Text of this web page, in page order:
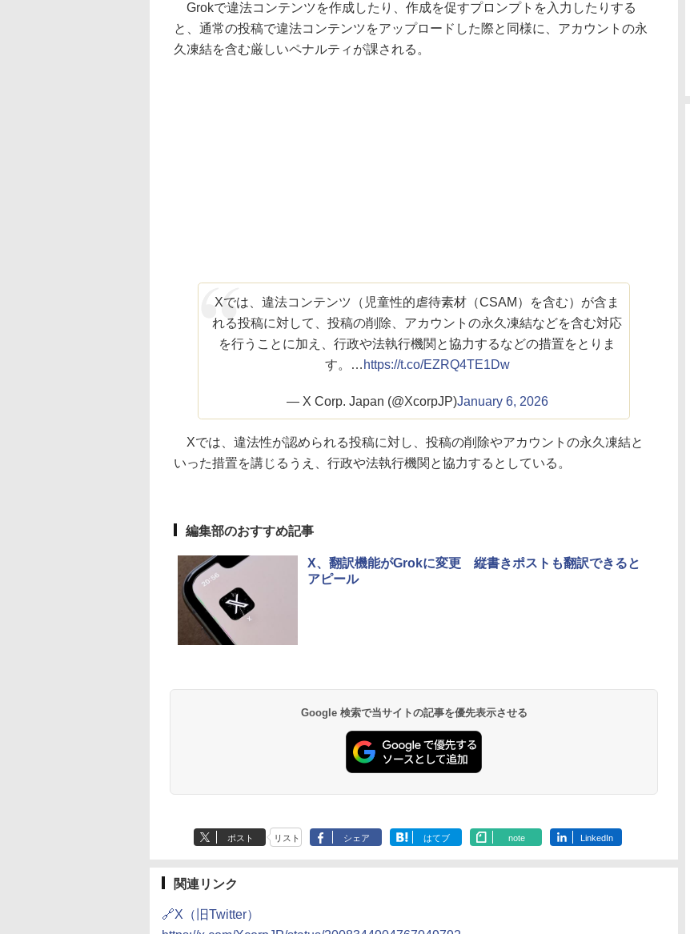
Grokで違法コンテンツを作成したり、作成を促すプロンプトを入力したりする
と、通常の投稿で違法コンテンツをアップロードした際と同様に、アカウントの永
久凍結を含む厳しいペナルティが課される。
Xでは、違法コンテンツ（児童性的虐待素材（CSAM）を含む）が含ま
れる投稿に対して、投稿の削除、アカウントの永久凍結などを含む対応
を行うことに加え、行政や法執行機関と協力するなどの措置をとりま
す。… https://t.co/EZRQ4TE1Dw
— X Corp. Japan (@XcorpJP)January 6, 2026
Xでは、違法性が認められる投稿に対し、投稿の削除やアカウントの永久凍結と
いった措置を講じるうえ、行政や法執行機関と協力するとしている。
編集部のおすすめ記事
X、翻訳機能がGrokに変更 縦書きポストも翻訳できると
アピール
Google 検索で当サイトの記事を優先表示させる
ポスト リスト シェア はてブ note LinkedIn
関連リンク
🔗X（旧Twitter）